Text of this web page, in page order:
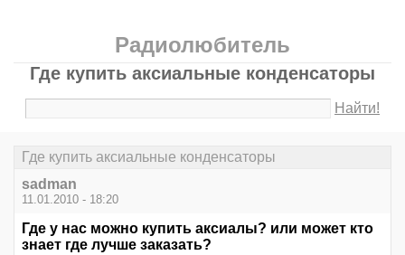
Радиолюбитель
Где купить аксиальные конденсаторы
Найти!
Где купить аксиальные конденсаторы
sadman
11.01.2010 - 18:20
Где у нас можно купить аксиалы? или может кто
знает где лучше заказать?